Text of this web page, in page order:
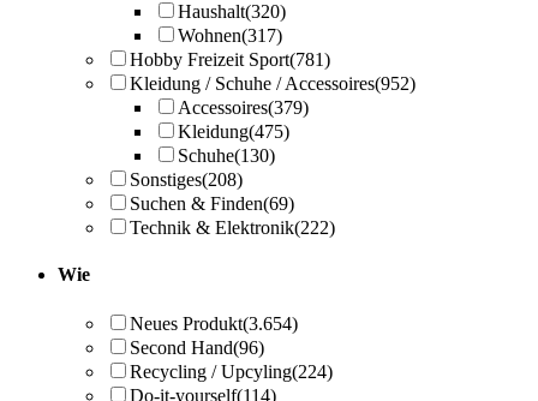
Haushalt(320)
Wohnen(317)
Hobby Freizeit Sport(781)
Kleidung / Schuhe / Accessoires(952)
Accessoires(379)
Kleidung(475)
Schuhe(130)
Sonstiges(208)
Suchen & Finden(69)
Technik & Elektronik(222)
Wie
Neues Produkt(3.654)
Second Hand(96)
Recycling / Upcyling(224)
Do-it-yourself(114)